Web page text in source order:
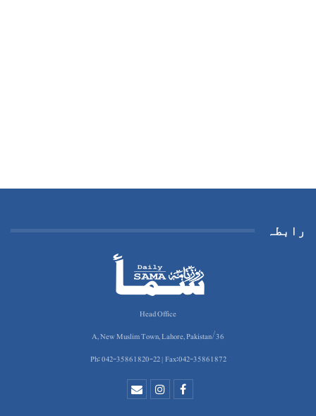
رابطہ
Head Office
36/A, New Muslim Town, Lahore, Pakistan
Ph: 042-35861820-22 | Fax:042-35861872